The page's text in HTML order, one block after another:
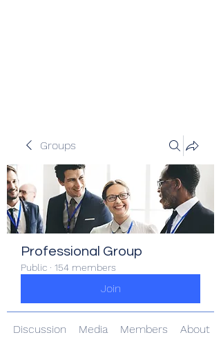
Groups
Professional Group
Public · 154 members
Join
Discussion Media Members About